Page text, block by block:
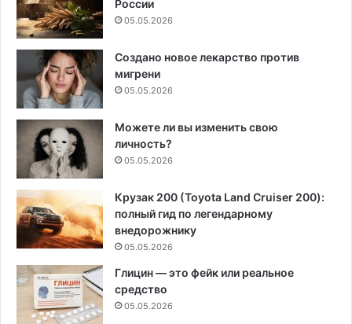
России
05.05.2026
Создано новое лекарство против
мигрени
05.05.2026
Можете ли вы изменить свою
личность?
05.05.2026
Крузак 200 (Toyota Land Cruiser 200):
полный гид по легендарному
внедорожнику
05.05.2026
Глицин — это фейк или реальное
средство
05.05.2026